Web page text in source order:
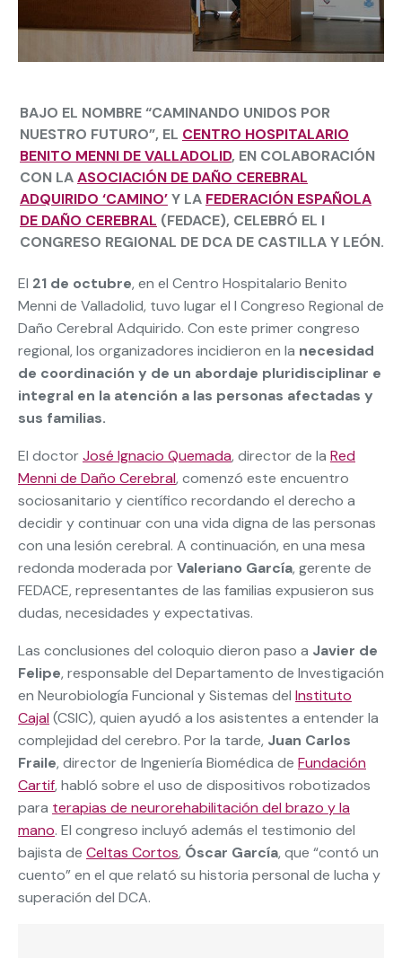
BAJO EL NOMBRE “CAMINANDO UNIDOS POR
NUESTRO FUTURO”, EL CENTRO HOSPITALARIO
BENITO MENNI DE VALLADOLID, EN COLABORACIÓN
CON LAASOCIACIÓN DE DAÑO CEREBRAL
ADQUIRIDO ‘CAMINO’Y LA FEDERACIÓN ESPAÑOLA
DE DAÑO CEREBRAL (FEDACE), CELEBRÓ EL I
CONGRESO REGIONAL DE DCA DE CASTILLA Y LEÓN.
El 21 de octubre, en el Centro Hospitalario Benito
Menni de Valladolid, tuvo lugar el I Congreso Regional de
Daño Cerebral Adquirido. Con este primer congreso
regional, los organizadores incidieron en la necesidad
de coordinación y de un abordaje pluridisciplinar e
integral en la atención a las personas afectadas y
sus familias.
El doctorJosé Ignacio Quemada, director de la Red
Menni de Daño Cerebral, comenzó este encuentro
sociosanitario y científico recordando el derecho a
decidir y continuar con una vida digna de las personas
con una lesión cerebral. A continuación, en una mesa
redonda moderada porValeriano García, gerente de
FEDACE, representantes de las familias expusieron sus
dudas, necesidades y expectativas.
Las conclusiones del coloquio dieron paso a Javier de
Felipe, responsable del Departamento de Investigación
en Neurobiología Funcional y Sistemas del Instituto
Cajal (CSIC), quien ayudó a los asistentes a entender la
complejidad del cerebro. Por la tarde, Juan Carlos
Fraile, director de Ingeniería Biomédica de Fundación
Cartif, habló sobre el uso de dispositivos robotizados
para terapias de neurorehabilitación del brazo y la
mano. El congreso incluyó además el testimonio del
bajista de Celtas Cortos, Óscar García, que “contó un
cuento” en el que relató su historia personal de lucha y
superación del DCA.